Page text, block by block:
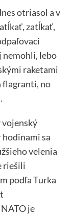
otriasol a v
zatĺkať,
lebo
raketami
no
vojenský
sa
velenia
riešili
podľa Turka
je